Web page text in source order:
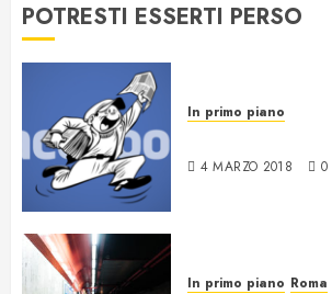
POTRESTI ESSERTI PERSO
In primo piano
4 MARZO 2018 0
In primo piano Roma